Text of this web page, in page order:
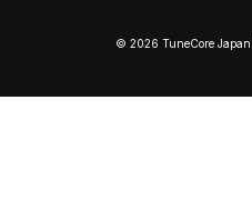
© 2026 TuneCore Japan